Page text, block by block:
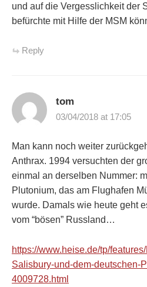
und auf die Vergesslichkeit der
befürchte mit Hilfe der MSM
Reply
tom
03/04/2018 at 17:05
Man kann noch weiter
Anthrax. 1994 versuchten der
einmal an derselben Nummer:
Plutonium, das am Flughafen
wurde. Damals wie heute geht
vom “bösen” Russland…
https://www.heise.de/tp/
Salisbury-und-dem-deutschen-
4009728.html